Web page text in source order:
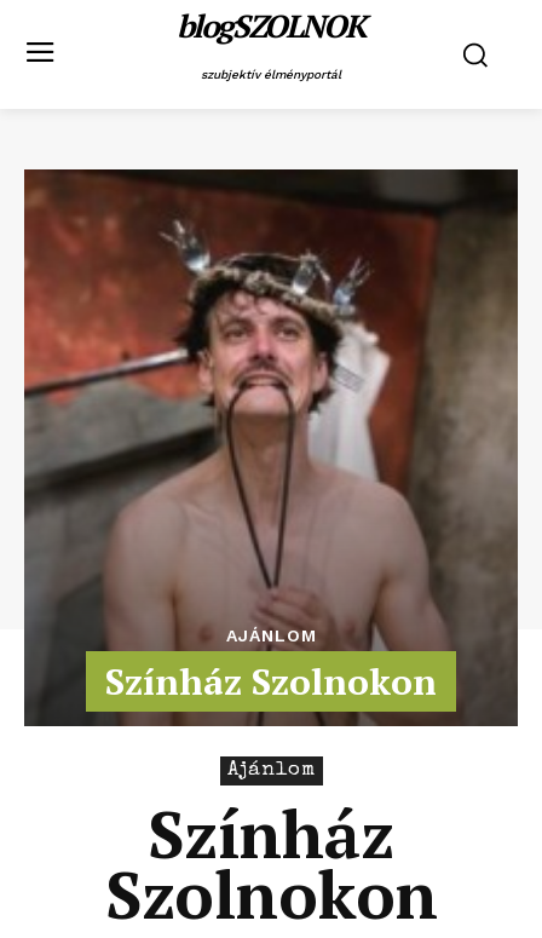
blogSZOLNOK
szubjektív élményportál
AJÁNLOM
Színház Szolnokon
Ajánlom
Színház
Szolnokon